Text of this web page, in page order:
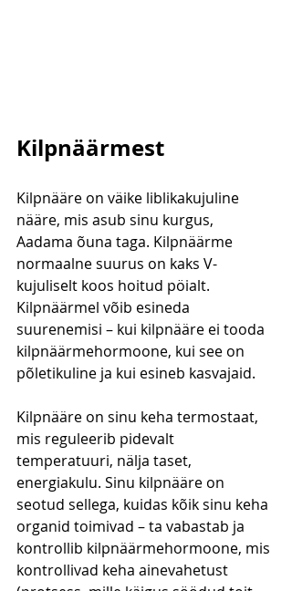
Kilpnäärmest
Kilpnääre on väike liblikakujuline
nääre, mis asub sinu kurgus,
Aadama õuna taga. Kilpnäärme
normaalne suurus on kaks V-
kujuliselt koos hoitud pöialt.
Kilpnäärmel võib esineda
suurenemisi – kui kilpnääre ei tooda
kilpnäärmehormoone, kui see on
põletikuline ja kui esineb kasvajaid.
Kilpnääre on sinu keha termostaat,
mis reguleerib pidevalt
temperatuuri, nälja taset,
energiakulu. Sinu kilpnääre on
seotud sellega, kuidas kõik sinu keha
organid toimivad – ta vabastab ja
kontrollib kilpnäärmehormoone, mis
kontrollivad keha ainevahetust